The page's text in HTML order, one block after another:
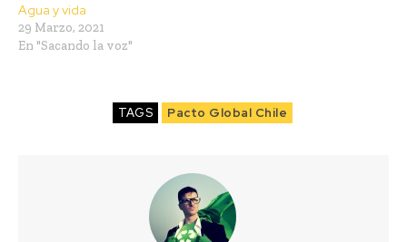
Agua y vida
29 Marzo, 2021
En "Sacando la voz"
TAGS Pacto Global Chile